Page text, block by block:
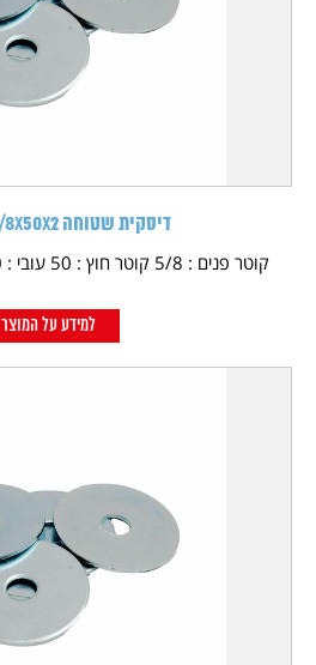
דיסקית שטוחה 5/8X50X2 - מגולוון
קוטר פנים : 5/8 קוטר חוץ : 50 עובי : 1.5-2.0 כמות בקופסא...
למידע על המוצר